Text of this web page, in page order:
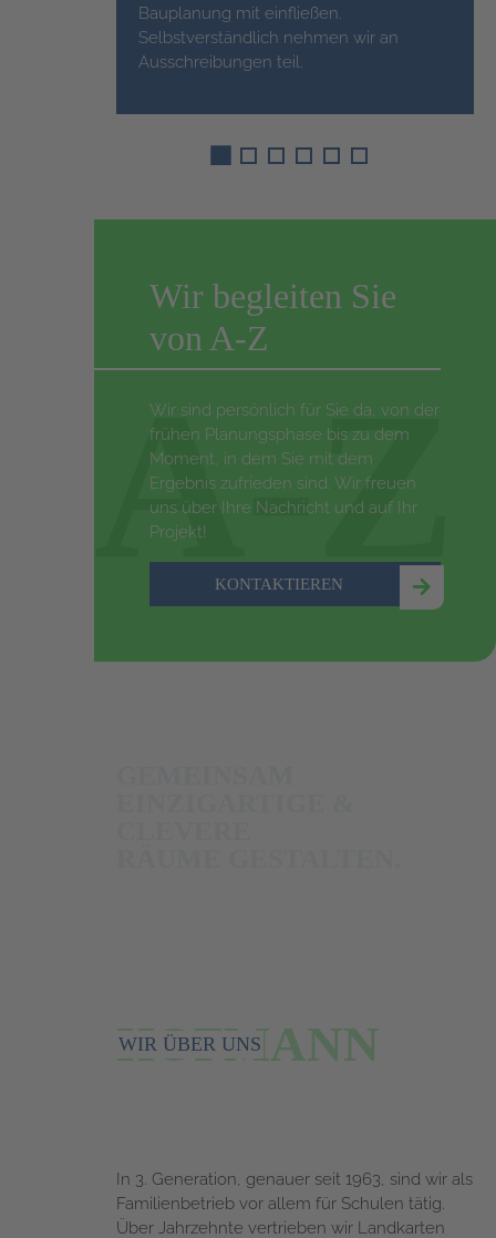
Bauplanung mit einfließen.
Selbstverständlich nehmen wir an
Ausschreibungen teil.
Wir begleiten Sie
von A-Z
Wir sind persönlich für Sie da, von der
frühen Planungsphase bis zu dem
Moment, in dem Sie mit dem
Ergebnis zufrieden sind. Wir freuen
uns über Ihre Nachricht und auf Ihr
Projekt!
KONTAKTIEREN
A-Z
HOFMANN
WIR ÜBER UNS
In 3. Generation, genauer seit 1963, sind wir als
Familienbetrieb vor allem für Schulen tätig.
Über Jahrzehnte vertrieben wir Landkarten